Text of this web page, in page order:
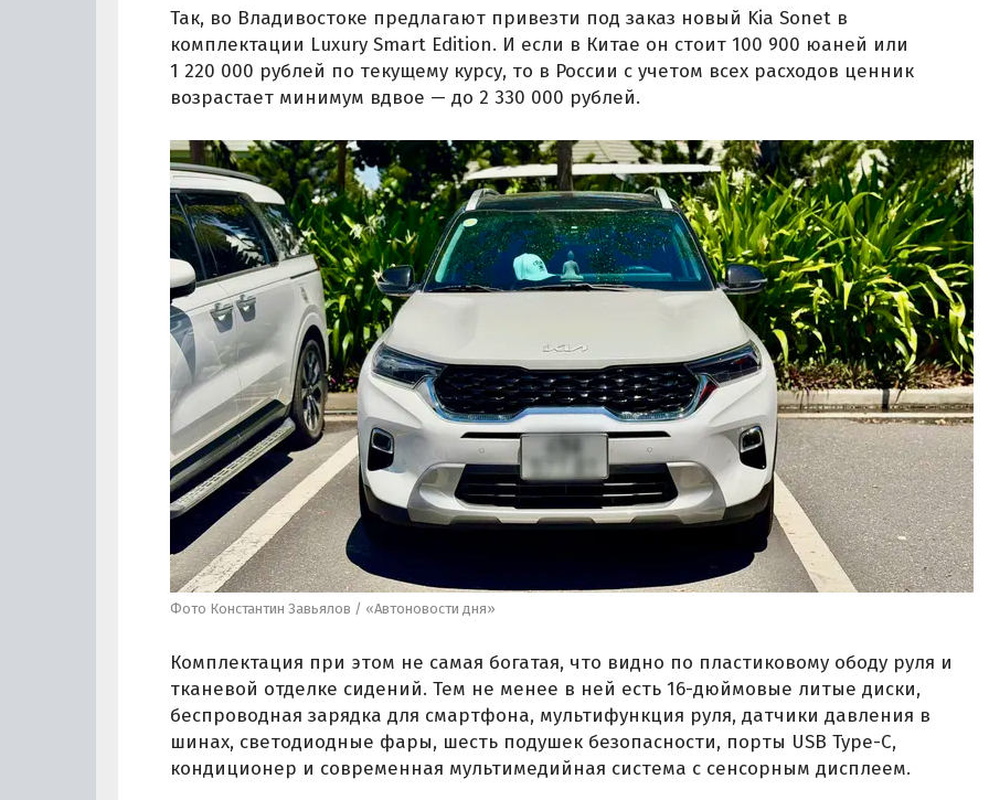
Так, во Владивостоке предлагают привезти под заказ новый Kia Sonet в
комплектации Luxury Smart Edition. И если в Китае он стоит 100 900 юаней или
1 220 000 рублей по текущему курсу, то в России с учетом всех расходов ценник
возрастает минимум вдвое — до 2 330 000 рублей.
Фото Константин Завьялов / «Автоновости дня»
Комплектация при этом не самая богатая, что видно по пластиковому ободу руля и
тканевой отделке сидений. Тем не менее в ней есть 16-дюймовые литые диски,
беспроводная зарядка для смартфона, мультифункция руля, датчики давления в
шинах, светодиодные фары, шесть подушек безопасности, порты USB Type-C,
кондиционер и современная мультимедийная система с сенсорным дисплеем.